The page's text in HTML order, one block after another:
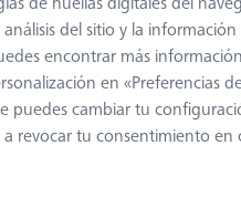
del sitio y la
encontrar más
en «Preferencias
puedes cambiar tu
a revocar tu consentimiento en